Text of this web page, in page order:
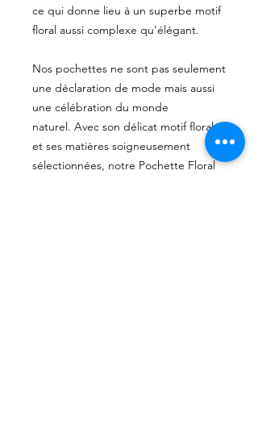
ce qui donne lieu à un superbe motif
floral aussi complexe qu’élégant.
Nos pochettes ne sont pas seulement
une déclaration de mode mais aussi
une célébration du monde
naturel. Avec son délicat motif floral
et ses matières soigneusement
sélectionnées, notre Pochette Floral